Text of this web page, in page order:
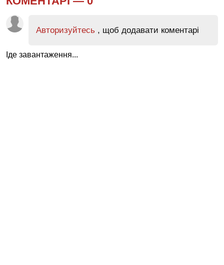
Авторизуйтесь , щоб додавати коментарі
Іде завантаження...